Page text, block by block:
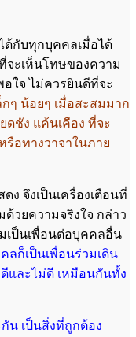
ด้กับทุกบุคคลเมื่อได้
จะเห็นโทษของความ
ใจ ไม่ควรยินดีที่จะ
ๆ น้อยๆ เมื่อสะสมมาก
ดชัง แค้นเคือง ที่จะ
รือทางวาจาในภาย
ง จึงเป็นเครื่องเตือนที่
วยความจริงใจ กล่าว
เป็นเพื่อนต่อบุคคลอื่น
ลก็เป็นเพื่อนร่วมเดิน
และไม่ดี เหมือนกันทั้ง
น เป็นสิ่งที่ถูกต้อง